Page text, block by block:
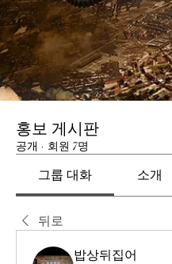
홍보 게시판
공개 · 회원 7명
그룹 대화 소개
뒤로
밥상뒤집어